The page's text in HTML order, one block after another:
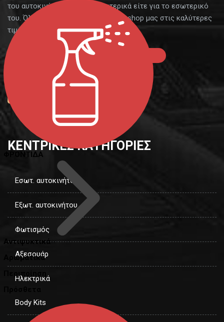
ΦΡΟΝΤΙΔΑ
Αντιψυκτικά
Αρωματικά
Περιποίηση
του αυτοκινήτου σας είτε εξωτερικά είτε για το εσωτερικό
του. Όλα αυτά τα θα τα βρείτε στο eshop μας στις καλύτερες
τιμές της αγοράς.
Εγγραφή Χονδρικής
ΚΕΝΤΡΙΚΕΣ ΚΑΤΗΓΟΡΙΕΣ
Εσωτ. αυτοκινήτου
Εξωτ. αυτοκινήτου
Φωτισμός
Αξεσουάρ
Ηλεκτρικά
Body Kits